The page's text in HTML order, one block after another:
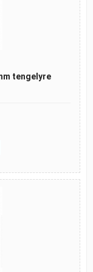
tengelyre